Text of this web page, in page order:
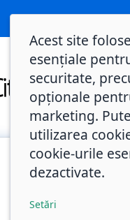
INTEGRITATE
Acest site
esențiale
securitate,
opționale
marketing.
utilizarea
cookie-urile
dezactivate.
Setări